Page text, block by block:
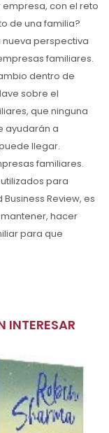
con el reto
de una familia?
nueva perspectiva
familiares.
dentro de
sobre el
que ninguna
ayudarán a
llegar.
familiares.
para
Review, es
hacer
para que
INTERESAR